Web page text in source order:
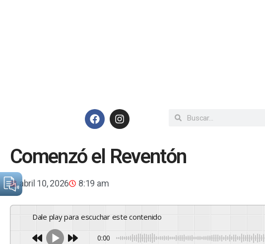
Comenzó el Reventón
abril 10, 2026 8:19 am
Dale play para escuchar este contenido
0:00